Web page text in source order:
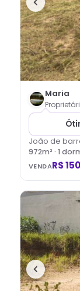
Maria
João de
972m² · 1
VENDAR$